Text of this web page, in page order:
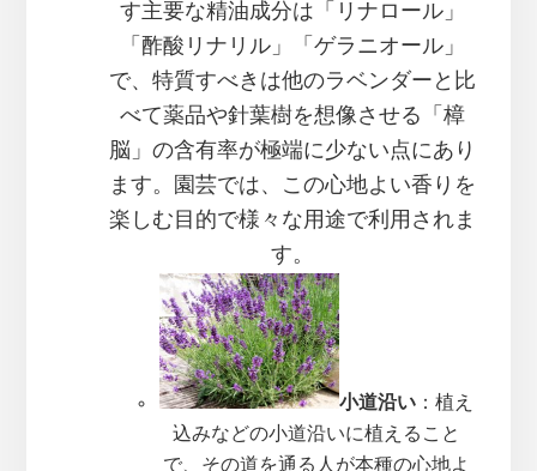
す主要な精油成分は「リナロール」
「酢酸リナリル」「ゲラニオール」
で、特質すべきは他のラベンダーと比
べて薬品や針葉樹を想像させる「樟
脳」の含有率が極端に少ない点にあり
ます。園芸では、この心地よい香りを
楽しむ目的で様々な用途で利用されま
す。
小道沿い ：植え
込みなどの小道沿いに植えること
で、その道を通る人が本種の心地よ